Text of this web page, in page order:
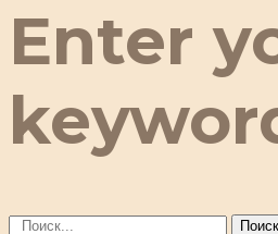
Enter
Поиск